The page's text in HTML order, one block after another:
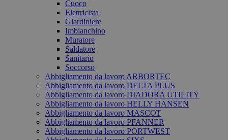
Cuoco
Elettricista
Giardiniere
Imbianchino
Muratore
Saldatore
Sanitario
Soccorso
Abbigliamento da lavoro ARBORTEC
Abbigliamento da lavoro DELTA PLUS
Abbigliamento da lavoro DIADORA UTILITY
Abbigliamento da lavoro HELLY HANSEN
Abbigliamento da lavoro MASCOT
Abbigliamento da lavoro PFANNER
Abbigliamento da lavoro PORTWEST